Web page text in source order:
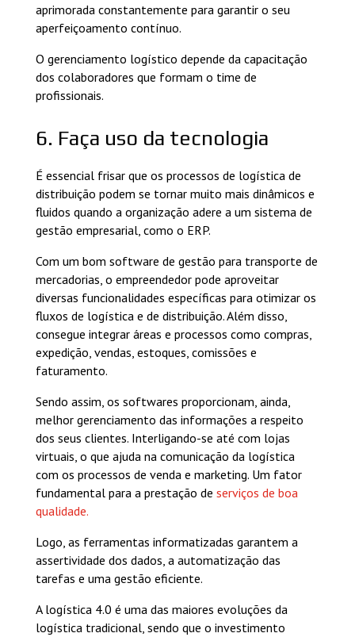
aprimorada constantemente para garantir o seu
aperfeiçoamento contínuo.
O gerenciamento logístico depende da capacitação
dos colaboradores que formam o time de
profissionais.
6. Faça uso da tecnologia
É essencial frisar que os processos de logística de
distribuição podem se tornar muito mais dinâmicos e
fluidos quando a organização adere a um sistema de
gestão empresarial, como o ERP.
Com um bom software de gestão para transporte de
mercadorias, o empreendedor pode aproveitar
diversas funcionalidades específicas para otimizar os
fluxos de logística e de distribuição. Além disso,
consegue integrar áreas e processos como compras,
expedição, vendas, estoques, comissões e
faturamento.
Sendo assim, os softwares proporcionam, ainda,
melhor gerenciamento das informações a respeito
dos seus clientes. Interligando-se até com lojas
virtuais, o que ajuda na comunicação da logística
com os processos de venda e marketing. Um fator
fundamental para a prestação de serviços de boa
qualidade.
Logo, as ferramentas informatizadas garantem a
assertividade dos dados, a automatização das
tarefas e uma gestão eficiente.
A logística 4.0 é uma das maiores evoluções da
logística tradicional, sendo que o investimento